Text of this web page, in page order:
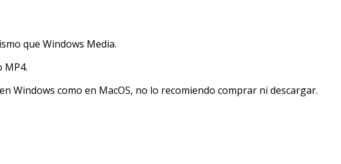
que Windows Media.
MP4.
Windows como en MacOS, no lo recomiendo comprar ni descargar.